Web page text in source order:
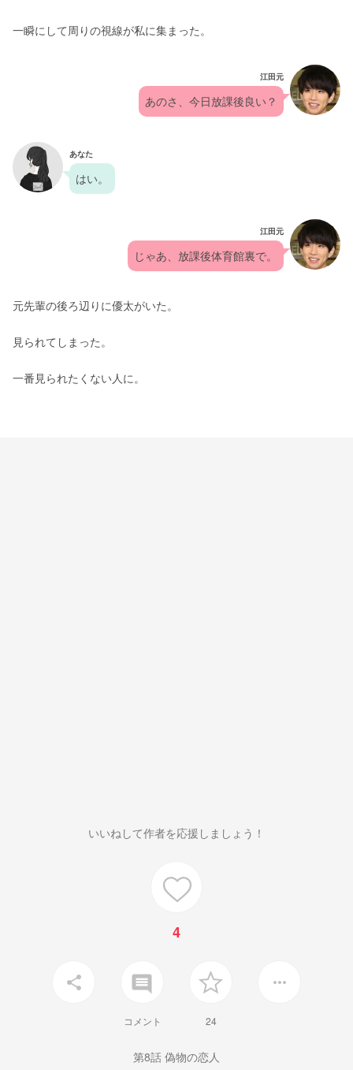
一瞬にして周りの視線が私に集まった。
江田元
あのさ、今日放課後良い？
あなた
はい。
江田元
じゃあ、放課後体育館裏で。
元先輩の後ろ辺りに優太がいた。
見られてしまった。
一番見られたくない人に。
いいねして作者を応援しましょう！
4
share insert_comment
コメント 24
more_horiz
第8話 偽物の恋人